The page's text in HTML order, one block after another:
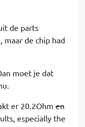
de parts
de chip had
moet je dat
er 20.2Ohmen
especially the